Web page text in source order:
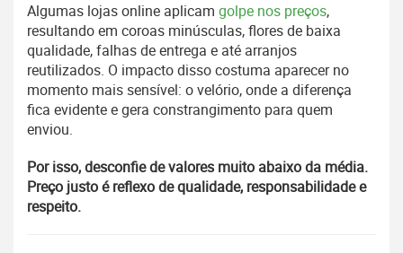
Algumas lojas online aplicam golpe nos preços,
resultando em coroas minúsculas, flores de baixa
qualidade, falhas de entrega e até arranjos
reutilizados. O impacto disso costuma aparecer no
momento mais sensível: o velório, onde a diferença
fica evidente e gera constrangimento para quem
enviou.
Por isso, desconfie de valores muito abaixo da média.
Preço justo é reflexo de qualidade, responsabilidade e
respeito.